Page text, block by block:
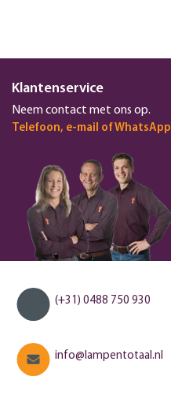
Klantenservice
Neem contact met ons op.
Telefoon, e-mail of WhatsApp
(+31) 0488 750 930
info@lampentotaal.nl